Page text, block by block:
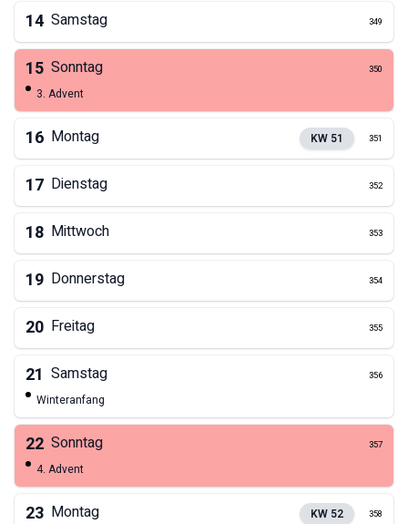
14 Samstag 349
15 Sonntag 350
3. Advent
16 Montag KW 51 351
17 Dienstag 352
18 Mittwoch 353
19 Donnerstag 354
20 Freitag 355
21 Samstag 356
Winteranfang
22 Sonntag 357
4. Advent
23 Montag KW 52 358